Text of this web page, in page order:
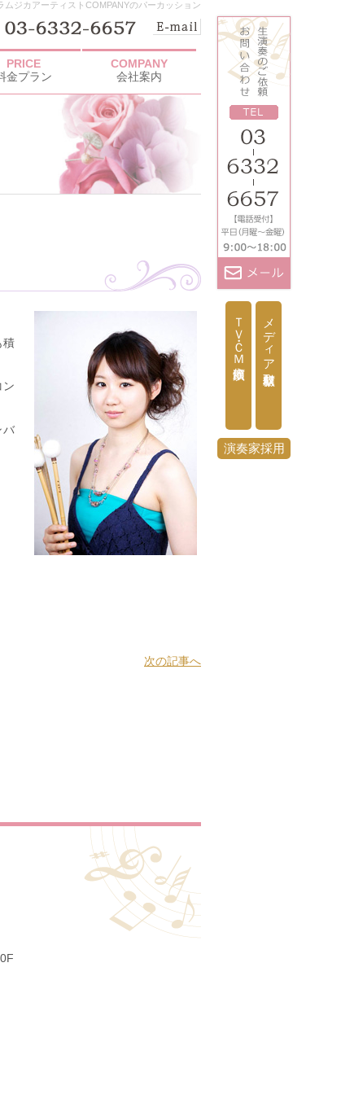
ムジカアーティストCOMPANYのパーカッション
ＴＶ・ＣＭ出演依頼 メディア取材依頼
演奏家採用
PRICE
金プラン
COMPANY
会社案内
積
ン
バ
次の記事へ